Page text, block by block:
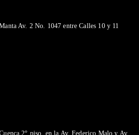
Av. 2 No. 1047 entre Calles 10 y 11
2° piso, en la Av. Federico Malo y Av.